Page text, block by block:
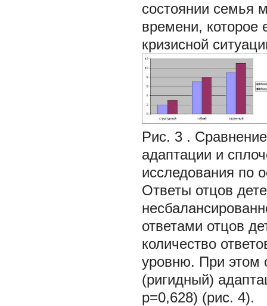
состоянии семья
времени, которое
кризисной
Рис. 3 .
адаптации и
исследования по
Ответы отцов
ответами отцов
количество
уровню. При этом
(ригидный)
р=0,628) (рис. 4).